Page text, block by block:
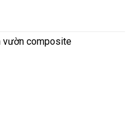
vườn composite